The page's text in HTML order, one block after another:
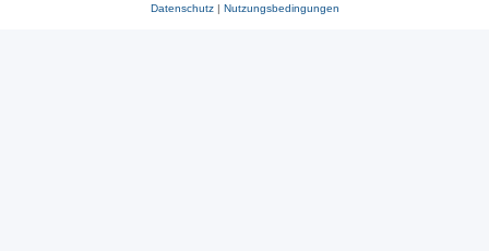
Datenschutz| Nutzungsbedingungen